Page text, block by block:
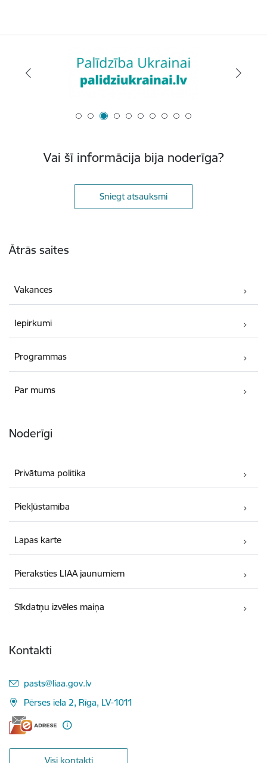
Vai šī informācija bija noderīga?
Sniegt atsauksmi
Ātrās saites
Vakances
Iepirkumi
Programmas
Par mums
Noderīgi
Privātuma politika
Piekļūstamība
Lapas karte
Pieraksties LIAA jaunumiem
Sīkdatņu izvēles maiņa
Kontakti
E-pasts:
pasts@liaa.gov.lv
Pērses iela 2, Rīga, LV-1011
Visi kontakti